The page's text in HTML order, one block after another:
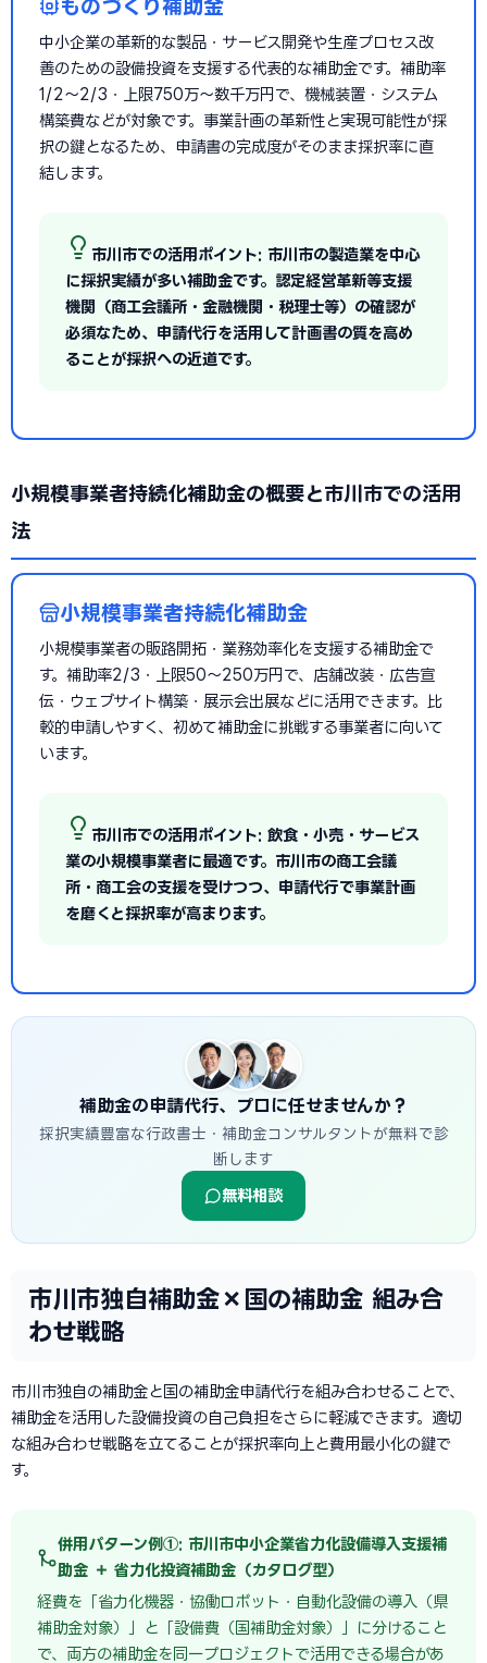
ものづくり補助金
中小企業の革新的な製品・サービス開発や生産プロセス改
善のための設備投資を支援する代表的な補助金です。補助率
1/2〜2/3・上限750万〜数千万円で、機械装置・システム
構築費などが対象です。事業計画の革新性と実現可能性が採
択の鍵となるため、申請書の完成度がそのまま採択率に直
結します。
市川市での活用ポイント: 市川市の製造業を中心
に採択実績が多い補助金です。認定経営革新等支援
機関（商工会議所・金融機関・税理士等）の確認が
必須なため、申請代行を活用して計画書の質を高め
ることが採択への近道です。
小規模事業者持続化補助金の概要と市川市での活用
法
小規模事業者持続化補助金
小規模事業者の販路開拓・業務効率化を支援する補助金で
す。補助率2/3・上限50〜250万円で、店舗改装・広告宣
伝・ウェブサイト構築・展示会出展などに活用できます。比
較的申請しやすく、初めて補助金に挑戦する事業者に向いて
います。
市川市での活用ポイント: 飲食・小売・サービス
業の小規模事業者に最適です。市川市の商工会議
所・商工会の支援を受けつつ、申請代行で事業計画
を磨くと採択率が高まります。
補助金の申請代行、プロに任せませんか？
採択実績豊富な行政書士・補助金コンサルタントが無料で診
断します
無料相談
市川市独自補助金×国の補助金 組み合
わせ戦略
市川市独自の補助金と国の補助金申請代行を組み合わせることで、
補助金を活用した設備投資の自己負担をさらに軽減できます。適切
な組み合わせ戦略を立てることが採択率向上と費用最小化の鍵で
す。
併用パターン例①: 市川市中小企業省力化設備導入支援補
助金 ＋ 省力化投資補助金（カタログ型）
経費を「省力化機器・協働ロボット・自動化設備の導入（県
補助金対象）」と「設備費（国補助金対象）」に分けること
で、両方の補助金を同一プロジェクトで活用できる場合があ